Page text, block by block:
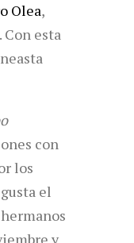
Olea,
esta
con
los
el